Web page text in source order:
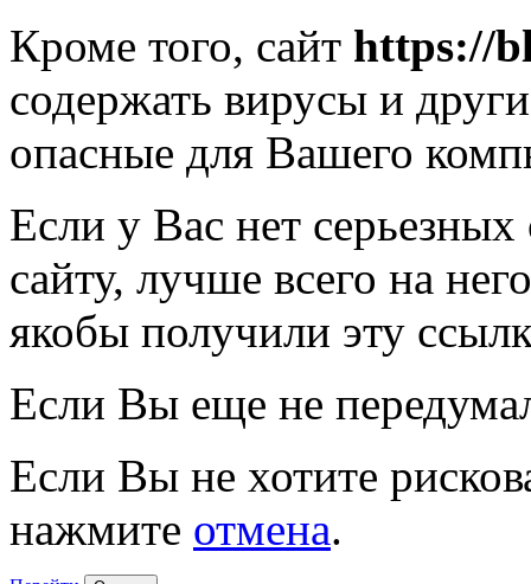
Кроме того, сайт https://
содержать вирусы и
опасные для Вашего
Если у Вас нет
сайту, лучше всего на
якобы получили эту
Если Вы еще не
Если Вы не хотите
нажмите отмена.